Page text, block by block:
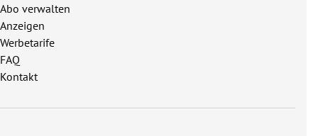
Abo verwalten
Anzeigen
Werbetarife
FAQ
Kontakt